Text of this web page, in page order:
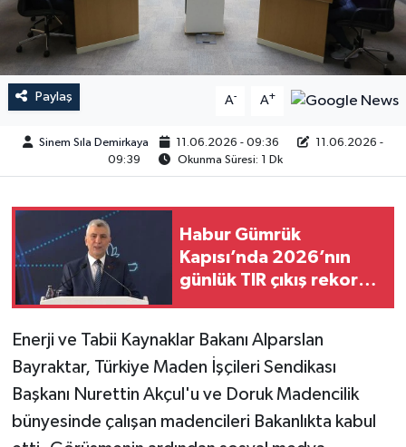
Paylaş A- A+
Sinem Sıla Demirkaya 11.06.2026 - 09:36
11.06.2026 -
09:39
Okunma Süresi: 1 Dk
Habur Gümrük
Kapısı’nda 2026’nın
günlük TIR çıkış rekoru
Enerji ve Tabii Kaynaklar Bakanı Alparslan
Bayraktar, Türkiye Maden İşçileri Sendikası
Başkanı Nurettin Akçul'u ve Doruk Madencilik
bünyesinde çalışan madencileri Bakanlıkta kabul